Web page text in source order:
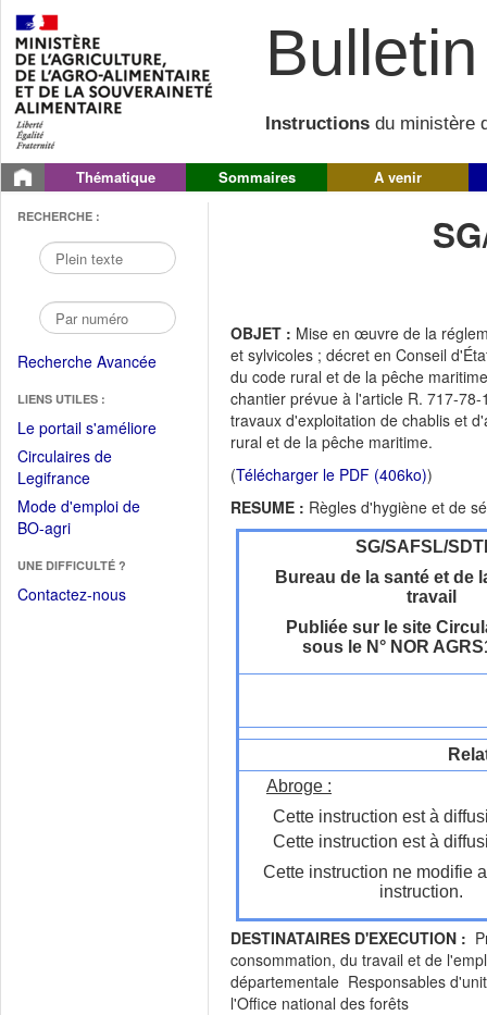
Instructions du ministère
Thématique Sommaires A venir
RECHERCHE :
Recherche Avancée
LIENS UTILES :
Le portail s'améliore(Fichier
Circulaires de
Legifrance(Ouvrir
dans
une
fenêtre)
Mode d'emploi de
BO-agri(Ouvrir
une
nouvelle
UNE DIFFICULTÉ ?
Contactez-nous
OBJET : Mise en œuvre de la
et sylvicoles ; décret en Conseil
du code rural et de la pêche
chantier prévue à l'article R. 717-
travaux d'exploitation de chablis et
rural et de la pêche maritime.
(Télécharger le PDF (406ko))
RESUME : Règles d'hygiène et de
SG/SAFSL/
Bureau de la santé et de
travail
Publiée sur le site
sous le N° NOR
Abroge :
Cette instruction est à
Cette instruction est à
Cette instruction ne modifie
instruction.
DESTINATAIRES D'EXECUTION :
consommation, du travail et de
départementale Responsables
l'Office national des forêts